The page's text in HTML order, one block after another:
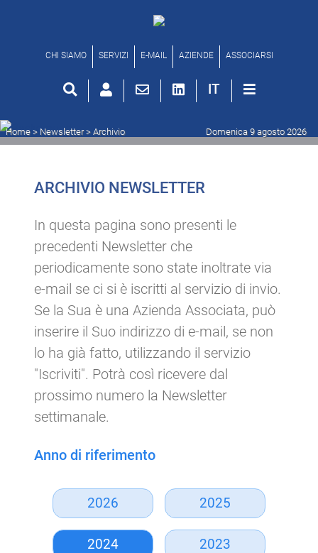
Archivio newsletter
CHI SIAMO SERVIZI E-MAIL AZIENDE ASSOCIARSI
IT
Domenica 9 agosto 2026
Home > Newsletter > Archivio
ARCHIVIO NEWSLETTER
In questa pagina sono presenti le
precedenti Newsletter che
periodicamente sono state inoltrate via
e-mail se ci si è iscritti al servizio di invio.
Se la Sua è una Azienda Associata, può
inserire il Suo indirizzo di e-mail, se non
lo ha già fatto, utilizzando il servizio
"Iscriviti". Potrà così ricevere dal
prossimo numero la Newsletter
settimanale.
Anno di riferimento
2026 2025
2024 2023